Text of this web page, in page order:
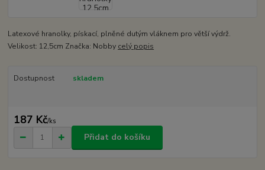
Latexové hranolky, pískací, plněné dutým vláknem pro větší výdrž.
Velikost: 12,5cm Značka: Nobby celý popis
Dostupnost skladem
187 Kč/ks
Přidat do košíku